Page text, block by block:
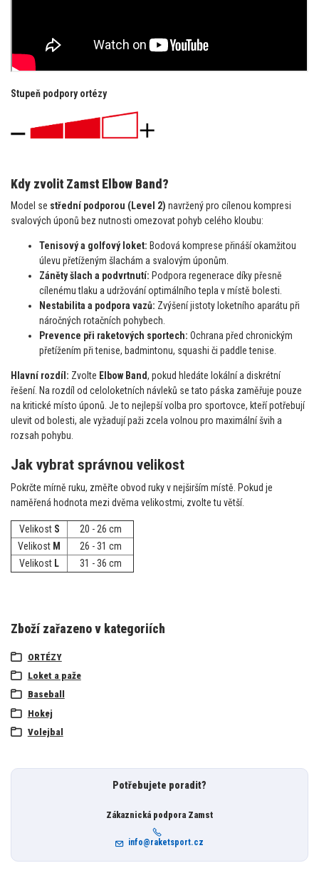
Stupeň podpory ortézy
Kdy zvolit Zamst Elbow Band?
Model se střední podporou (Level 2) navržený pro cílenou kompresi
svalových úponů bez nutnosti omezovat pohyb celého kloubu:
Tenisový a golfový loket: Bodová komprese přináší okamžitou
úlevu přetíženým šlachám a svalovým úponům.
Záněty šlach a podvrtnutí: Podpora regenerace díky přesně
cílenému tlaku a udržování optimálního tepla v místě bolesti.
Nestabilita a podpora vazů: Zvýšení jistoty loketního aparátu při
náročných rotačních pohybech.
Prevence při raketových sportech: Ochrana před chronickým
přetížením při tenise, badmintonu, squashi či paddle tenise.
Hlavní rozdíl: Zvolte Elbow Band, pokud hledáte lokální a diskrétní
řešení. Na rozdíl od celoloketních návleků se tato páska zaměřuje pouze
na kritické místo úponů. Je to nejlepší volba pro sportovce, kteří potřebují
ulevit od bolesti, ale vyžadují paži zcela volnou pro maximální švih a
rozsah pohybu.
Jak vybrat správnou velikost
Pokrčte mírně ruku, změřte obvod ruky v nejširším místě. Pokud je
naměřená hodnota mezi dvěma velikostmi, zvolte tu větší.
Velikost S
20 - 26 cm
Velikost M
26 - 31 cm
Velikost L 31 - 36 cm
Zboží zařazeno v kategoriích
ORTÉZY
Loket a paže
Baseball
Hokej
Volejbal
Potřebujete poradit?
Zákaznická podpora Zamst
info@raketsport.cz